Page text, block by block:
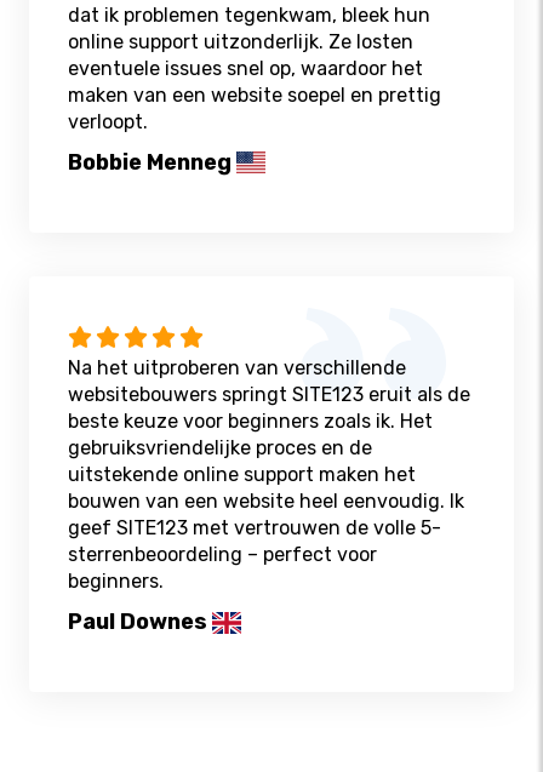
dat ik problemen tegenkwam, bleek hun
online support uitzonderlijk. Ze losten
eventuele issues snel op, waardoor het
maken van een website soepel en prettig
verloopt.
Bobbie Menneg
Na het uitproberen van verschillende
websitebouwers springt SITE123 eruit als de
beste keuze voor beginners zoals ik. Het
gebruiksvriendelijke proces en de
uitstekende online support maken het
bouwen van een website heel eenvoudig. Ik
geef SITE123 met vertrouwen de volle 5-
sterrenbeoordeling – perfect voor
beginners.
Paul Downes